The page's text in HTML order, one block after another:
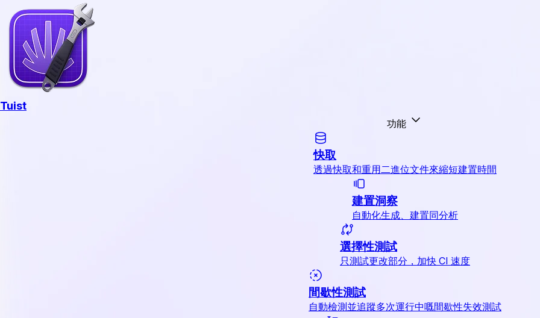
Tuist
功能
快取
透過快取和重用二進位文件來縮短建置時間
建置洞察
自動化生成、建置同分析
選擇性測試
只測試更改部分，加快 CI 速度
間歇性測試
自動檢測並追蹤多次運行中嘅間歇性失效測試